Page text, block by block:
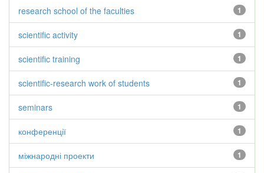
1
research school of the faculties
1
scientific activity
1
scientific training
1
scientific-research work of students
1
seminars
1
конференції
1
міжнародні проекти